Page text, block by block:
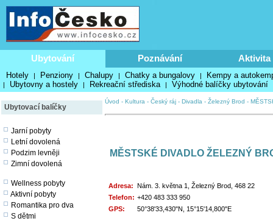
Ubytování Poznávání Aktivita
Hotely | Penziony | Chalupy | Chatky a bungalovy | Kempy a
| Ubytovny a hostely | Rekreační střediska | Výhodné balíčky ubytování
Ubytovací balíčky
Jarní pobyty
Letní dovolená
Podzim levněji
Zimní dovolená
Wellness pobyty
Aktivní pobyty
Romantika pro dva
S dětmi
Úvod - Kultura - Český ráj - Divadla - Železný Brod -
MĚSTSKÉ DIVADLO ŽELEZNÝ
Adresa: Nám. 3. května 1, Železný Brod, 468 22
Telefon: +420 483 333 950
GPS:
50°38'33,430"N, 15°15'14,800"E